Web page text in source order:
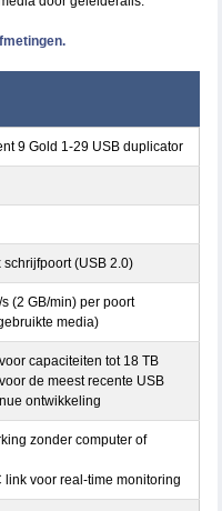
9 Gold 1-29 USB duplicator
schrijfpoort (USB 2.0)
(2 GB/min) per poort
media)
capaciteiten tot 18 TB
de meest recente USB
ontwikkeling
zonder computer of
link voor real-time monitoring